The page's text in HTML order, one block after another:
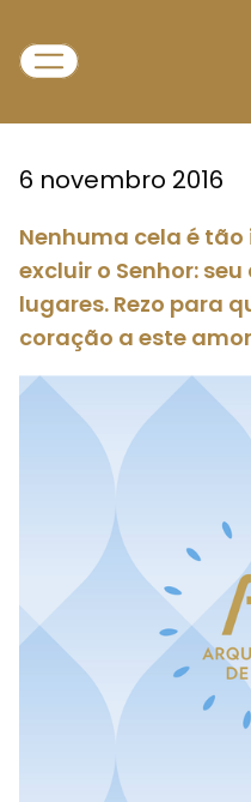
6 novembro 2016
Nenhuma cela é
excluir o Senhor:
lugares. Rezo para
coração a este